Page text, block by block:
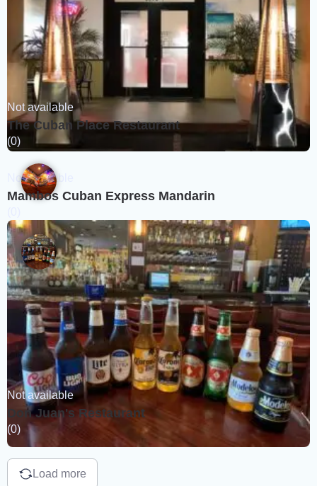
Not available
The Cuban Place Restaurant
(0)
Not available
Mambos Cuban Express Mandarin
Not available
Don Juan's Restaurant
(0)
Load more